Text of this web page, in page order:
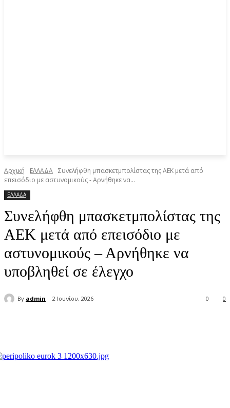
Αρχική ΕΛΛΑΔΑ Συνελήφθη μπασκετμπολίστας της ΑΕΚ μετά από
επεισόδιο με αστυνομικούς - Αρνήθηκε να...
ΕΛΛΑΔΑ
Συνελήφθη μπασκετμπολίστας της
ΑΕΚ μετά από επεισόδιο με
αστυνομικούς – Αρνήθηκε να
υποβληθεί σε έλεγχο
By admin 2 Ιουνίου, 2026 0
0